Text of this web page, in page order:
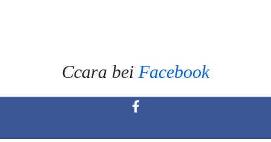
Ccara bei Facebook